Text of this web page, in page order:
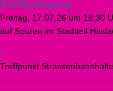
StattSpaziergang
Freitag, 17.07.26 um 18:30
auf Spuren im Stadtteil
-
Treffpunkt